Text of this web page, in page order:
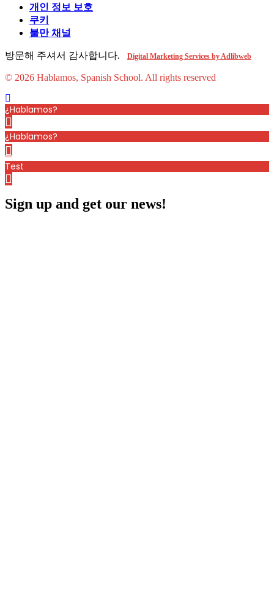
개인 정보 보호
쿠키
불만 채널
방문해 주셔서 감사합니다. Digital Marketing Services by Adlibweb
© 2026 Hablamos, Spanish School. All rights reserved
¿Hablamos?
¿Hablamos?
Test
Sign up and get our news!